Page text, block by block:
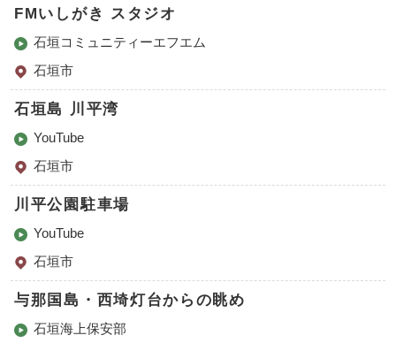
FMいしがき スタジオ
石垣コミュニティーエフエム
石垣市
石垣島 川平湾
YouTube
石垣市
川平公園駐車場
YouTube
石垣市
与那国島・西埼灯台からの眺め
石垣海上保安部